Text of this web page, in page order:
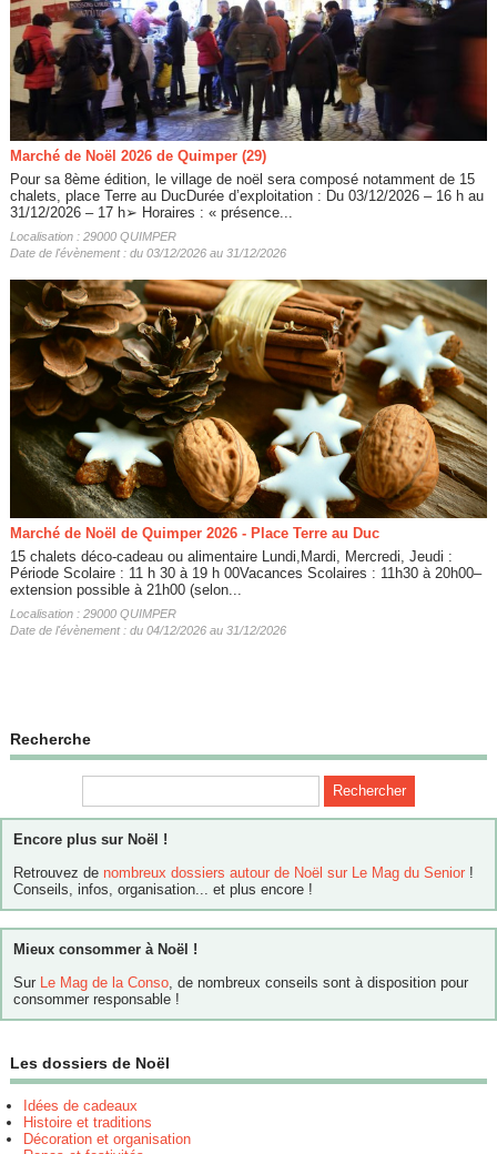
Marché de Noël 2026 de Quimper (29)
Pour sa 8ème édition, le village de noël sera composé notamment de 15
chalets, place Terre au DucDurée d’exploitation : Du 03/12/2026 – 16 h au
31/12/2026 – 17 h➢ Horaires : « présence...
Localisation : 29000 QUIMPER
Date de l'évènement : du 03/12/2026 au 31/12/2026
Marché de Noël de Quimper 2026 - Place Terre au Duc
15 chalets déco-cadeau ou alimentaire Lundi,Mardi, Mercredi, Jeudi :
Période Scolaire : 11 h 30 à 19 h 00Vacances Scolaires : 11h30 à 20h00–
extension possible à 21h00 (selon...
Localisation : 29000 QUIMPER
Date de l'évènement : du 04/12/2026 au 31/12/2026
Recherche
Encore plus sur Noël !
Retrouvez de nombreux dossiers autour de Noël sur Le Mag du Senior !
Conseils, infos, organisation... et plus encore !
Mieux consommer à Noël !
Sur
Le Mag de la Conso , de nombreux conseils sont à disposition pour
consommer responsable !
Les dossiers de Noël
Idées de cadeaux
Histoire et traditions
Décoration et organisation